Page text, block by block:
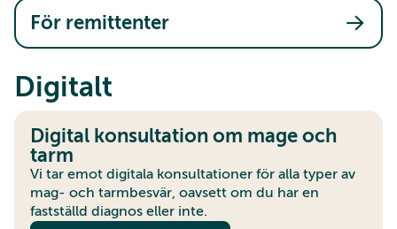
För remittenter
Digitalt
Digital konsultation om mage och
tarm
Vi tar emot digitala konsultationer för alla typer av
mag- och tarmbesvär, oavsett om du har en
fastställd diagnos eller inte.